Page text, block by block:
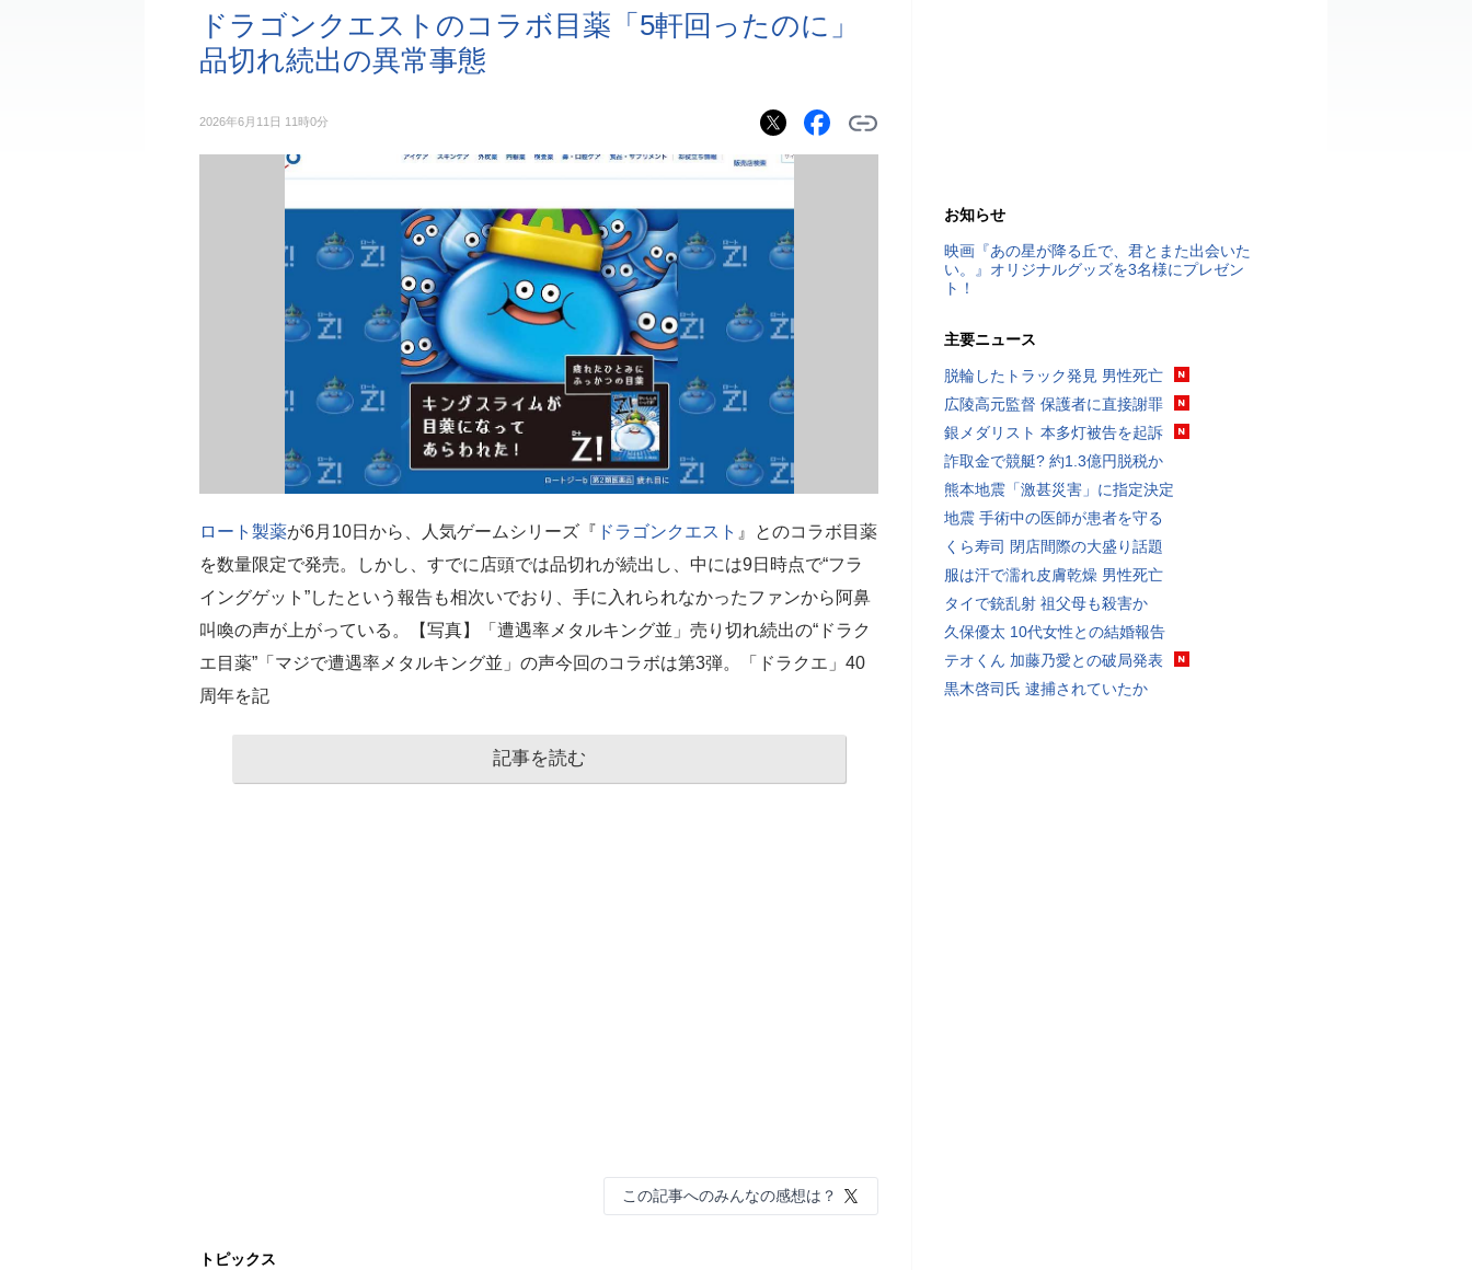
ドラゴンクエストのコラボ目薬「5軒回ったのに」
品切れ続出の異常事態
2026年6月11日 11時0分
ロート製薬が6月10日から、人気ゲームシリーズ『 ドラゴンクエスト 』とのコラボ目薬
を数量限定で発売。しかし、すでに店頭では品切れが続出し、中には9日時点で“フラ
イングゲット”したという報告も相次いでおり、手に入れられなかったファンから阿鼻
叫喚の声が上がっている。【写真】「遭遇率メタルキング並」売り切れ続出の“ドラク
エ目薬”「マジで遭遇率メタルキング並」の声今回のコラボは第3弾。「ドラクエ」40
周年を記
記事を読む
この記事へのみんなの感想は？
トピックス
お知らせ
映画『あの星が降る丘で、君とまた出会いた
い。』オリジナルグッズを3名様にプレゼン
ト！
主要ニュース
脱輪したトラック発見 男性死亡
広陵高元監督 保護者に直接謝罪
銀メダリスト 本多灯被告を起訴
詐取金で競艇? 約1.3億円脱税か
熊本地震「激甚災害」に指定決定
地震 手術中の医師が患者を守る
くら寿司 閉店間際の大盛り話題
服は汗で濡れ皮膚乾燥 男性死亡
タイで銃乱射 祖父母も殺害か
久保優太 10代女性との結婚報告
テオくん 加藤乃愛との破局発表
黒木啓司氏 逮捕されていたか